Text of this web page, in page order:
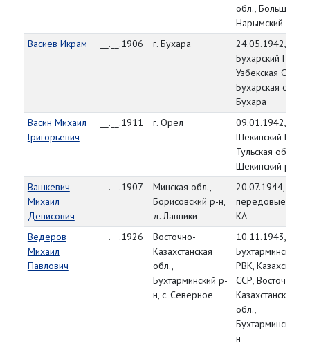
обл., Больше-
Нарымский р-н
Васиев Икрам
__.__.1906 г. Бухара
24.05.1942,
Бухарский ГВК,
Узбекская ССР,
Бухарская обл., г.
Бухара
Васин Михаил
Григорьевич
__.__.1911 г. Орел
09.01.1942,
Щекинский РВК,
Тульская обл.,
Щекинский р-н
Вашкевич
Михаил
Денисович
__.__.1907
Минская обл.,
Борисовский р-н,
д. Лавники
20.07.1944,
передовые части
КА
Ведеров
Михаил
Павлович
__.__.1926
Восточно-
Казахстанская
обл.,
Бухтарминский р-
н, с. Северное
10.11.1943,
Бухтарминский
РВК, Казахская
ССР, Восточно-
Казахстанская
обл.,
Бухтарминский р-
н